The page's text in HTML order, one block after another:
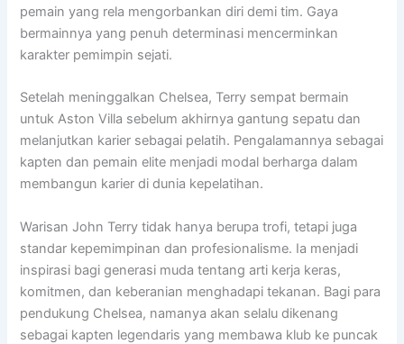
pemain yang rela mengorbankan diri demi tim. Gaya
bermainnya yang penuh determinasi mencerminkan
karakter pemimpin sejati.
Setelah meninggalkan Chelsea, Terry sempat bermain
untuk Aston Villa sebelum akhirnya gantung sepatu dan
melanjutkan karier sebagai pelatih. Pengalamannya sebagai
kapten dan pemain elite menjadi modal berharga dalam
membangun karier di dunia kepelatihan.
Warisan John Terry tidak hanya berupa trofi, tetapi juga
standar kepemimpinan dan profesionalisme. Ia menjadi
inspirasi bagi generasi muda tentang arti kerja keras,
komitmen, dan keberanian menghadapi tekanan. Bagi para
pendukung Chelsea, namanya akan selalu dikenang
sebagai kapten legendaris yang membawa klub ke puncak